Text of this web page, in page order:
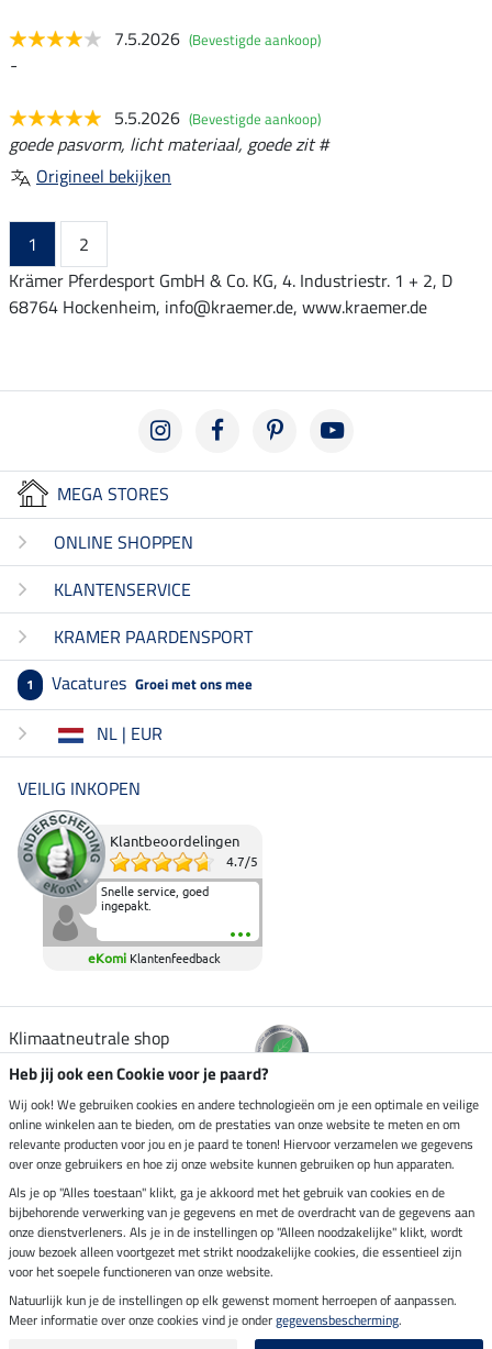
7.5.2026 (Bevestigde aankoop)
-
5.5.2026 (Bevestigde aankoop)
goede pasvorm, licht materiaal, goede zit #
Origineel bekijken
1
2
Krämer Pferdesport GmbH & Co. KG, 4. Industriestr. 1 + 2, D
68764 Hockenheim, info@kraemer.de, www.kraemer.de
MEGA STORES
ONLINE SHOPPEN
KLANTENSERVICE
KRAMER PAARDENSPORT
1 Vacatures Groei met ons mee
NL | EUR
VEILIG INKOPEN
Klantbeoordelingen
4.7/5
Snelle service, goed
ingepakt.
eKomi Klantenfeedback
Klimaatneutrale shop
Verzending per
Veilig betalen met
Impressum
Laatste update op 08.08.2026 om 14:33 uur
Heb jij ook een Cookie voor je paard?
Wij ook! We gebruiken cookies en andere technologieën om je een optimale en veilige
online winkelen aan te bieden, om de prestaties van onze website te meten en om
relevante producten voor jou en je paard te tonen! Hiervoor verzamelen we gegevens
over onze gebruikers en hoe zij onze website kunnen gebruiken op hun apparaten.
Als je op "Alles toestaan" klikt, ga je akkoord met het gebruik van cookies en de
bijbehorende verwerking van je gegevens en met de overdracht van de gegevens aan
onze dienstverleners. Als je in de instellingen op "Alleen noodzakelijke" klikt, wordt
jouw bezoek alleen voortgezet met strikt noodzakelijke cookies, die essentieel zijn
voor het soepele functioneren van onze website.
Natuurlijk kun je de instellingen op elk gewenst moment herroepen of aanpassen.
Meer informatie over onze cookies vind je ondergegevensbescherming.